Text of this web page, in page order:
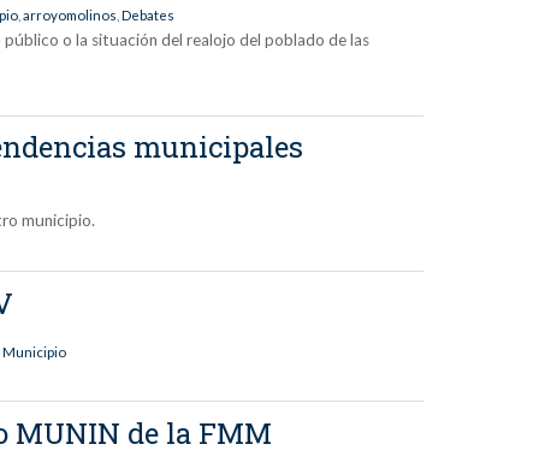
,arroyomolinos ,Debates
o la situación del realojo del poblado de las
municipales
municipio.
Municipio
MUNIN de la FMM